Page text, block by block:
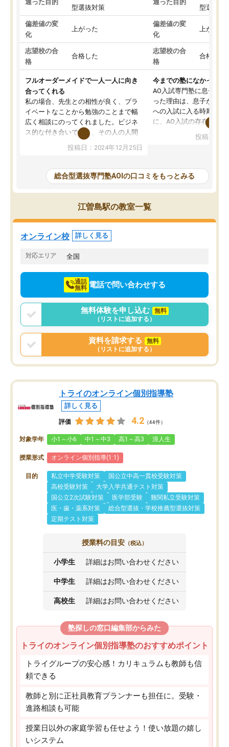
通った目的
型選抜対策
偏差値の変
化
上がった
志望校の合
格
合格した
フルオーダーメイドで一人一人に向き
合ってくれる
私の場合、先生との相性が良く、プラ
イベートなことから勉強のことまで幅
広く相談にのってくれました。ビジネ
ス的な付き合いでなく、その人の人間
性までを適切に把握し、むきあってい
るなぁと強く感じることできました。
と相談すると、他の先生も紹介してく
ださり、客観的なアドバイスもいただ
くことができました（志望理由・自己
PR等の添削において）。そして、なに
より自習室が解放されている点がよか
ったです。友達と好きな時間に自習
し、お互いを高めあえる環境がありま
投稿日：2024年12月25日
通った目的
型選抜対
偏差値の変
化
上がった
志望校の合
格
合格した
今までの塾になかった
AO入試専門塾に息子を
った理由は、息子が高校
への入試に入る時期に差
に、AO入試の存在を息
たことから、AOIに入塾
で、AO入試を改めて知
それに対しての具体的な
ことでした。更に子供の
けてらっしゃいますので
投稿日：
総合型選抜専門塾AOIの口コミをもっとみる
江曽島駅の教室一覧
オンライン校 詳しく見る
対応エリア 全国
通話
無料 電話で問い合わせする
無料体験を申し込む
無料
（リストに追加する）
資料を請求する
無料
（リストに追加する）
トライのオンライン個別指導塾
詳しく見る
評価 4.2 （44件）
対象学年 小1～小6 中1～中3 高1～高3 浪人生
授業形式 オンライン個別指導(1:1)
目的 私立中学受験対策
国公立中高一貫校受験対策
高校受験対策
大学入学共通テスト対策
国公立2次試験対策
医学部受験
難関私立受験対策
医・歯・薬系対策
総合型選抜・学校推薦型選抜対策
定期テスト対策
授業料の目安 （税込）
小学生 詳細はお問い合わせください
中学生 詳細はお問い合わせください
高校生 詳細はお問い合わせください
塾探しの窓口編集部からみた
トライのオンライン個別指導塾のおすすめポイント
トライグループの安心感！カリキュラムも教師も信
頼できる
教師と別に正社員教育プランナーも担任に。受験・
進路相談も可能
授業日以外の家庭学習も任せよう！使い放題の嬉し
いシステム